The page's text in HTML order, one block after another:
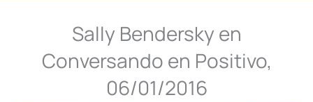
Sally Bendersky en
Conversando en Positivo,
06/01/2016